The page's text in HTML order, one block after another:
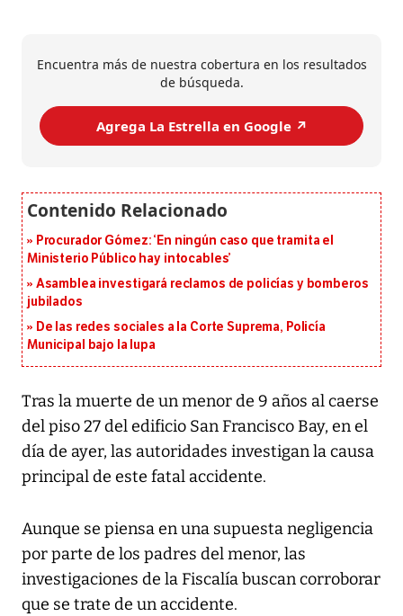
Encuentra más de nuestra cobertura en los resultados
de búsqueda.
Agrega La Estrella en Google ↗️
Procurador Gómez: ‘En ningún caso que tramita el
Ministerio Público hay intocables’
Asamblea investigará reclamos de policías y bomberos
jubilados
De las redes sociales a la Corte Suprema, Policía
Municipal bajo la lupa
Tras la muerte de un menor de 9 años al caerse
del piso 27 del edificio San Francisco Bay, en el
día de ayer, las autoridades investigan la causa
principal de este fatal accidente.
Aunque se piensa en una supuesta negligencia
por parte de los padres del menor, las
investigaciones de la Fiscalía buscan corroborar
que se trate de un accidente.